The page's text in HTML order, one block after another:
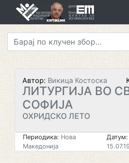
Автор: Викица Костоска
ЛИТУРГИЈА ВО
СОФИЈА
ОХРИДСКО ЛЕТО
Периодика: Нова
Македонија
Датум: